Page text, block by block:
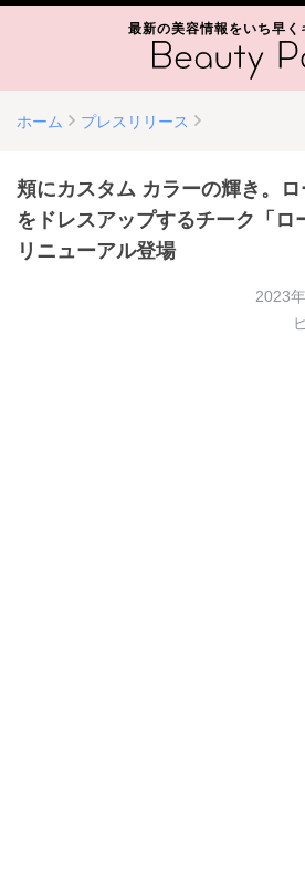
最新の美容情報をいち早く
ホーム プレスリリース
頬にカスタム カラーの輝き。
をドレスアップするチーク「ロ
リニューアル登場
2023